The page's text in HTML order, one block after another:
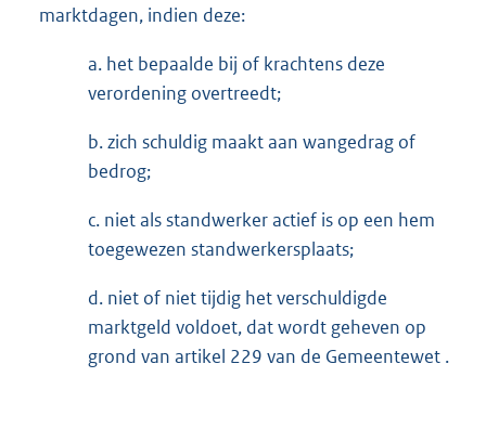
marktdagen, indien deze:
a. het bepaalde bij of krachtens deze
verordening overtreedt;
b. zich schuldig maakt aan wangedrag of
bedrog;
c. niet als standwerker actief is op een hem
toegewezen standwerkersplaats;
d. niet of niet tijdig het verschuldigde
marktgeld voldoet, dat wordt geheven op
grond van artikel 229 van de Gemeentewet .